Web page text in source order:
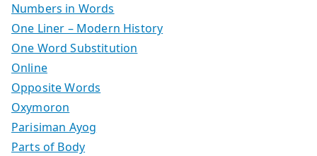
Numbers in Words
One Liner – Modern History
One Word Substitution
Online
Opposite Words
Oxymoron
Parisiman Ayog
Parts of Body